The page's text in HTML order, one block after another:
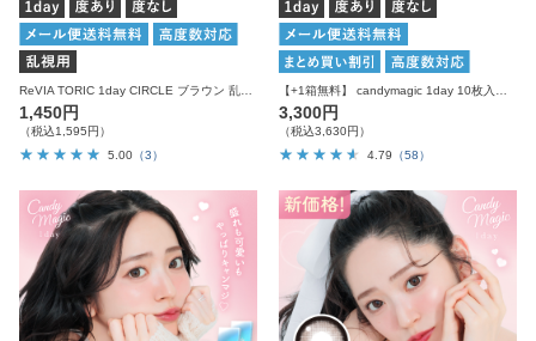
1,450円
（税込1,595円）
5.00 （3）
3,300円
（税込3,630円）
4.79
（58）